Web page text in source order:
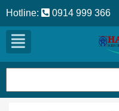
Hotline: 0914 999 366